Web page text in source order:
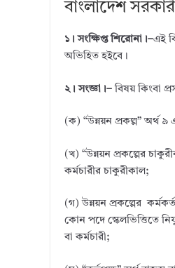
বাংলাদেশ
১। সংক্ষিপ্ত শিরোনা।–এই
অভিহিত হইবে।
২। সংজ্ঞা।– বিষয় কিংবা
(ক) “উন্নয়ন প্রকল্প” অর্থ
(খ) “উন্নয়ন প্রকল্পের
কর্মচারীর চাকুরীকাল;
(গ) উন্নয়ন প্রকল্পের
কোন পদে স্কেলভিত্তিতে
বা কর্মচারী;